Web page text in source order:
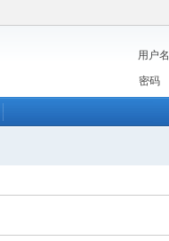
用户名
密码